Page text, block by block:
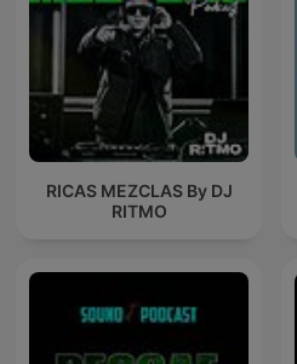
RICAS MEZCLAS By DJ
RITMO